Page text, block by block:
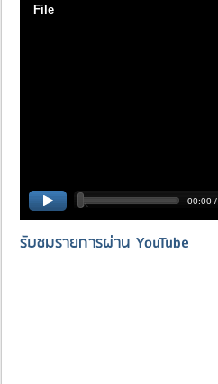
File
00:00/
track on / track off
รับชมรายการผ่าน YouTube